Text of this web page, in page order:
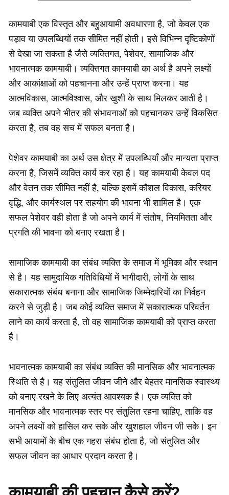
कामयाबी एक विस्तृत और बहुआयामी अवधारणा है, जो केवल एक
पड़ाव या उपलब्धियों तक सीमित नहीं होती। इसे विभिन्न दृष्टिकोणों
से देखा जा सकता है जैसे व्यक्तिगत, पेशेवर, सामाजिक और
भावनात्मक कामयाबी। व्यक्तिगत कामयाबी का अर्थ है अपने लक्ष्यों
और आकांक्षाओं को पहचानना और उन्हें प्राप्त करना। यह
आत्मविकास, आत्मविश्वास, और खुशी के साथ मिलकर आती है।
जब व्यक्ति अपने भीतर की संभावनाओं को पहचानकर उन्हें विकसित
करता है, तब वह सच में सफल बनता है।
पेशेवर कामयाबी का अर्थ उस क्षेत्र में उपलब्धियाँ और मान्यता प्राप्त
करना है, जिसमें व्यक्ति कार्य कर रहा है। यह कामयाबी केवल पद
और वेतन तक सीमित नहीं है, बल्कि इसमें कौशल विकास, करियर
वृद्धि, और कार्यस्थल पर सहयोग की भावना भी शामिल है। एक
सफल पेशेवर वही होता है जो अपने कार्य में संतोष, नियमितता और
प्रगति की भावना को बनाए रखता है।
सामाजिक कामयाबी का संबंध व्यक्ति के समाज में भूमिका और स्थान
से है। यह सामुदायिक गतिविधियों में भागीदारी, लोगों के साथ
सकारात्मक संबंध बनाना और सामाजिक जिम्मेदारियों का निर्वहन
करने से जुड़ी है। जब कोई व्यक्ति समाज में सकारात्मक परिवर्तन
लाने का कार्य करता है, तो वह सामाजिक कामयाबी को प्राप्त करता
है।
भावनात्मक कामयाबी का संबंध व्यक्ति की मानसिक और भावनात्मक
स्थिति से है। यह संतुलित जीवन जीने और बेहतर मानसिक स्वास्थ्य
को बनाए रखने के लिए अत्यंत आवश्यक है। एक व्यक्ति को
मानसिक और भावनात्मक स्तर पर संतुलित रहना चाहिए, ताकि वह
अपने लक्ष्यों को हासिल कर सके और खुशहाल जीवन जी सके। इन
सभी आयामों के बीच एक गहरा संबंध होता है, जो संतुलित और
सफल जीवन का आधार प्रदान करता है।